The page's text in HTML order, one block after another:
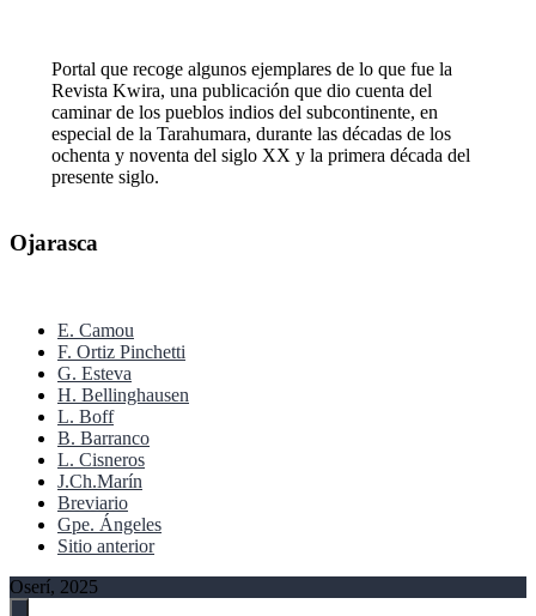
Portal que recoge algunos ejemplares de lo que fue la
Revista Kwira, una publicación que dio cuenta del
caminar de los pueblos indios del subcontinente, en
especial de la Tarahumara, durante las décadas de los
ochenta y noventa del siglo XX y la primera década del
presente siglo.
Ojarasca
E. Camou
F. Ortiz Pinchetti
G. Esteva
H. Bellinghausen
L. Boff
B. Barranco
L. Cisneros
J.Ch.Marín
Breviario
Gpe. Ángeles
Sitio anterior
Oserí, 2025